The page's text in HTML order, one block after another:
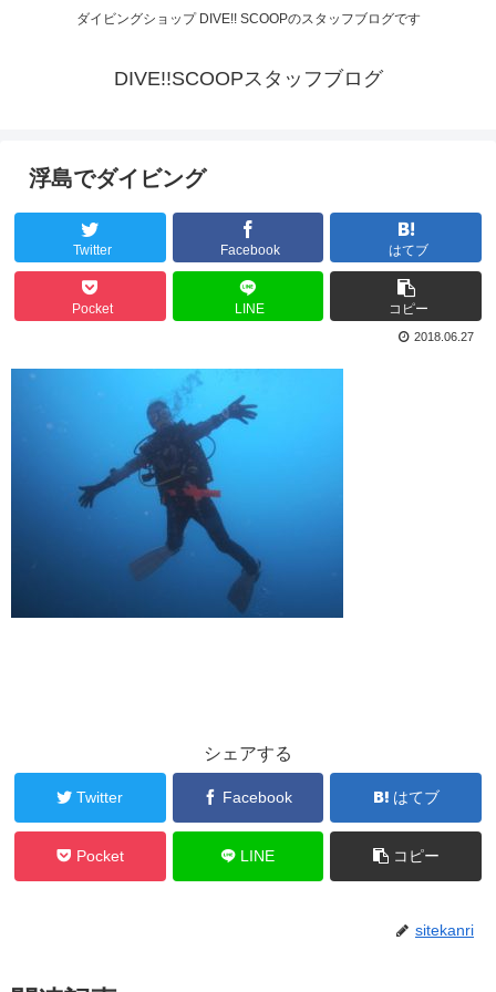
ダイビングショップ DIVE!! SCOOPのスタッフブログです
DIVE!!SCOOPスタッフブログ
浮島でダイビング
Twitter Facebook はてブ
Pocket LINE コピー
2018.06.27
シェアする
Twitter Facebook はてブ
Pocket LINE コピー
sitekanri